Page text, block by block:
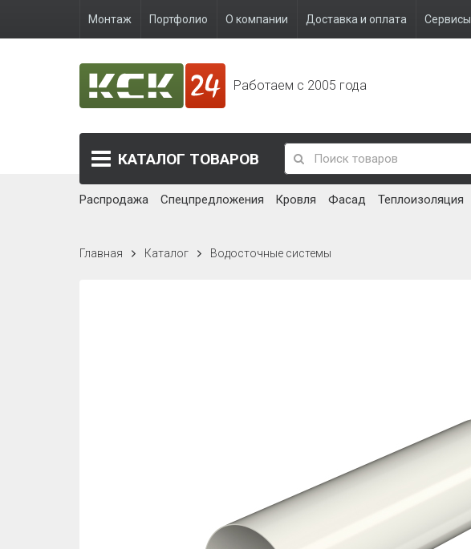
Монтаж Портфолио О компании Доставка и оплата Сервисы
Работаем с 2005 года
КАТАЛОГ ТОВАРОВ
Распродажа Спецпредложения Кровля Фасад Теплоизоляция
Главная Каталог Водосточные системы